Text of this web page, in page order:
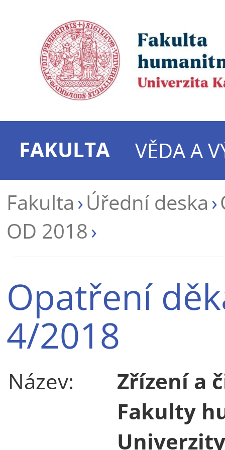
FAKULTA
VĚDA A
Fakulta Úřední deska
OD 2018
Opatření
4/2018
Název:
Zřízení a
Fakulty